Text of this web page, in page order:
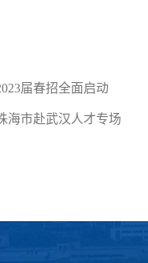
届春招全面启动
海市赴武汉人才专场